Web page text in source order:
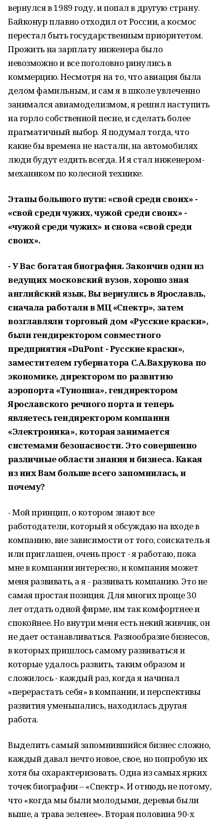
вернулся в 1989 году, и попал в другую страну.
Байконур плавно отходил от России, а космос
перестал быть государственным приоритетом.
Прожить на зарплату инженера было
невозможно и все поголовно ринулись в
коммерцию. Несмотря на то, что авиация была
делом фамильным, и сам я в школе увлеченно
занимался авиамоделизмом, я решил наступить
на горло собственной песне, и сделать более
прагматичный выбор. Я подумал тогда, что
какие бы времена не настали, на автомобилях
люди будут ездить всегда. И я стал инженером-
механиком по колесной технике.
Этапы большого пути: «свой среди своих» -
«свой среди чужих, чужой среди своих» -
«чужой среди чужих» и снова «свой среди
своих».
- У Вас богатая биография. Закончив один из
ведущих московский вузов, хорошо зная
английский язык, Вы вернулись в Ярославль,
сначала работали в МЦ «Спектр», затем
возглавляли торговый дом «Русские краски»,
были гендиректором совместного
предприятия «DuPont - Русские краски»,
заместителем губернатора С.А.Вахрукова по
экономике, директором по развитию
аэропорта «Туношна», гендиректором
Ярославского речного порта и теперь
являетесь гендиректором компании
«Электроника», которая занимается
системами безопасности. Это совершенно
различные области знания и бизнеса. Какая
из них Вам больше всего запомнилась, и
почему?
- Мой принцип, о котором знают все
работодатели, который я обсуждаю на входе в
компанию, вне зависимости от того, соискатель я
или приглашен, очень прост - я работаю, пока
мне в компании интересно, и компания может
меня развивать, а я - развивать компанию. Это не
самая простая позиция. Для многих проще 30
лет отдать одной фирме, им так комфортнее и
спокойнее. Но внутри меня есть некий живчик, он
не дает останавливаться. Разнообразие бизнесов,
в которых пришлось самому развиваться и
которые удалось развить, таким образом и
сложилось - каждый раз, когда я начинал
«перерастать себя» в компании, и перспективы
развития уменьшались, находилась другая
работа.
Выделить самый запомнившийся бизнес сложно,
каждый давал нечто новое, свое, но попробую их
хотя бы охарактеризовать. Одна из самых ярких
точек биографии – «Спектр». И отнюдь не потому,
что «когда мы были молодыми, деревья были
выше, а трава зеленее». Вторая половина 90-х